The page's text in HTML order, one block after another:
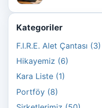
Kategoriler
F.I.R.E. Alet Çantası (3)
Hikayemiz (6)
Kara Liste (1)
Portföy (8)